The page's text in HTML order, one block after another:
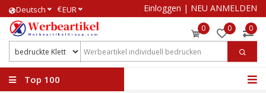
Deutsch €EUR Einloggen | NEU ANMELDEN
0 0 0
Top 100